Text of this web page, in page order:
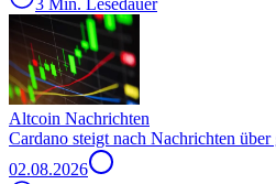
Altcoin Nachrichten
Cardano steigt nach Nachrichten
02.08.2026